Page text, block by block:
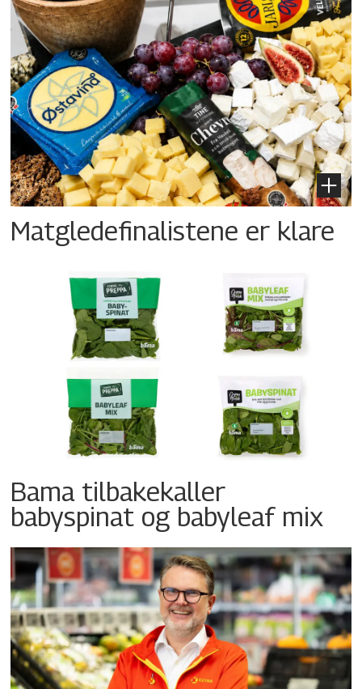
Matgledefinalistene er klare
Bama tilbakekaller
babyspinat og babyleaf mix